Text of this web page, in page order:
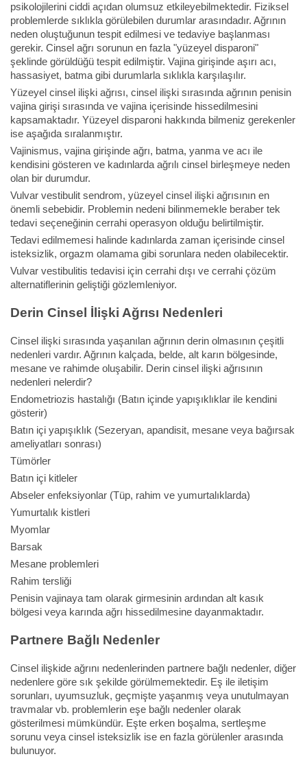
psikolojilerini ciddi açıdan olumsuz etkileyebilmektedir. Fiziksel
problemlerde sıklıkla görülebilen durumlar arasındadır. Ağrının
neden oluştuğunun tespit edilmesi ve tedaviye başlanması
gerekir. Cinsel ağrı sorunun en fazla "yüzeyel disparoni"
şeklinde görüldüğü tespit edilmiştir. Vajina girişinde aşırı acı,
hassasiyet, batma gibi durumlarla sıklıkla karşılaşılır.
Yüzeyel cinsel ilişki ağrısı, cinsel ilişki sırasında ağrının penisin
vajina girişi sırasında ve vajina içerisinde hissedilmesini
kapsamaktadır. Yüzeyel disparoni hakkında bilmeniz gerekenler
ise aşağıda sıralanmıştır.
Vajinismus, vajina girişinde ağrı, batma, yanma ve acı ile
kendisini gösteren ve kadınlarda ağrılı cinsel birleşmeye neden
olan bir durumdur.
Vulvar vestibulit sendrom, yüzeyel cinsel ilişki ağrısının en
önemli sebebidir. Problemin nedeni bilinmemekle beraber tek
tedavi seçeneğinin cerrahi operasyon olduğu belirtilmiştir.
Tedavi edilmemesi halinde kadınlarda zaman içerisinde cinsel
isteksizlik, orgazm olamama gibi sorunlara neden olabilecektir.
Vulvar vestibulitis tedavisi için cerrahi dışı ve cerrahi çözüm
alternatiflerinin geliştiği gözlemleniyor.
Derin Cinsel İlişki Ağrısı Nedenleri
Cinsel ilişki sırasında yaşanılan ağrının derin olmasının çeşitli
nedenleri vardır. Ağrının kalçada, belde, alt karın bölgesinde,
mesane ve rahimde oluşabilir. Derin cinsel ilişki ağrısının
nedenleri nelerdir?
Endometriozis hastalığı (Batın içinde yapışıklıklar ile kendini
gösterir)
Batın içi yapışıklık (Sezeryan, apandisit, mesane veya bağırsak
ameliyatları sonrası)
Tümörler
Batın içi kitleler
Abseler enfeksiyonlar (Tüp, rahim ve yumurtalıklarda)
Yumurtalık kistleri
Myomlar
Barsak
Mesane problemleri
Rahim tersliği
Penisin vajinaya tam olarak girmesinin ardından alt kasık
bölgesi veya karında ağrı hissedilmesine dayanmaktadır.
Partnere Bağlı Nedenler
Cinsel ilişkide ağrını nedenlerinden partnere bağlı nedenler, diğer
nedenlere göre sık şekilde görülmemektedir. Eş ile iletişim
sorunları, uyumsuzluk, geçmişte yaşanmış veya unutulmayan
travmalar vb. problemlerin eşe bağlı nedenler olarak
gösterilmesi mümkündür. Eşte erken boşalma, sertleşme
sorunu veya cinsel isteksizlik ise en fazla görülenler arasında
bulunuyor.